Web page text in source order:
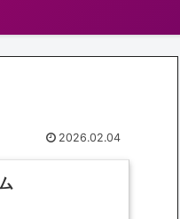
2026.02.04